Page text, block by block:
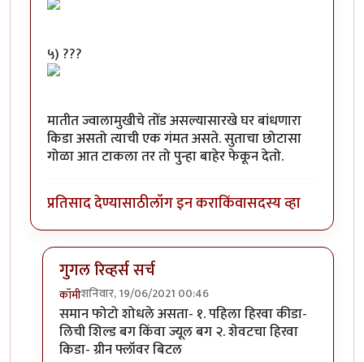
५) ???
मातीत ज्वालामुखीचे तोंड असल्यासारखे घर बांधणारा
किडा असतो त्याची एक गंमत असते. सुताचा छोटासा
गोळा आत टाकला तर तो पुन्हा बाहेर फेकून देतो.
प्रतिसाद देण्यासाठीलॉग इन कराकिंवासदस्य व्हा
गुगल रिव्हर्स सर्च
कॉमीशनिवार, 19/06/2021 00:46
In reply toमाझ्या कॅमेऱ्यातले काही किडे.byकॉमी
समान फोटो शोधले असता- १. पहिला हिरवा कीडा-
लिची शिल्ड बग किंवा ज्यूल बग २. शेवटचा हिरवा
किडा- ग्रीन फ्लॉवर बिटल